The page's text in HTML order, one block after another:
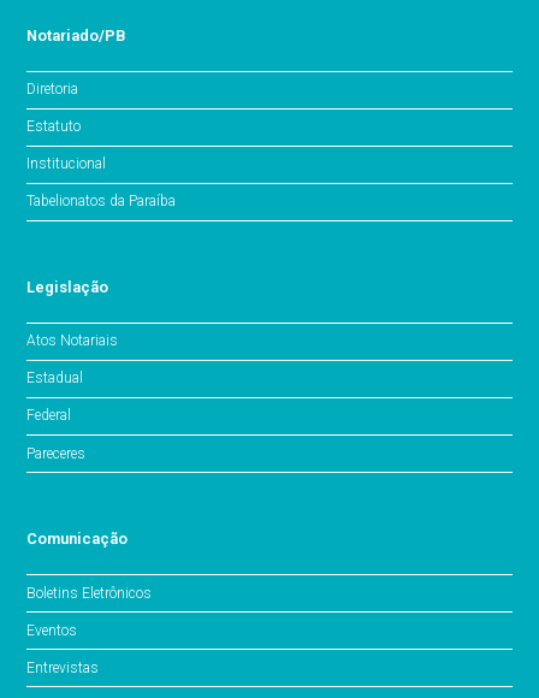
Notariado/PB
Diretoria
Estatuto
Institucional
Tabelionatos da Paraíba
Legislação
Atos Notariais
Estadual
Federal
Pareceres
Comunicação
Boletins Eletrônicos
Eventos
Entrevistas